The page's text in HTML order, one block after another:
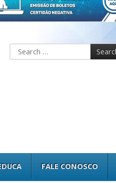
FALE CONOSCO